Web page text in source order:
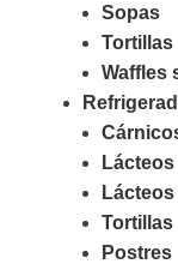
Sopas
Tortillas
Waffles
Lácteos
Tortillas
Postres